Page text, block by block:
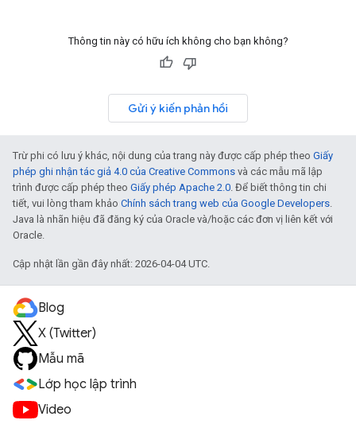
Thông tin này có hữu ích không cho bạn không?
Gửi ý kiến phản hồi
Trừ phi có lưu ý khác, nội dung của trang này được cấp phép theo Giấy
phép ghi nhận tác giả 4.0 của Creative Commons và các mẫu mã lập
trình được cấp phép theo Giấy phép Apache 2.0. Để biết thông tin chi
tiết, vui lòng tham khảo Chính sách trang web của Google Developers.
Java là nhãn hiệu đã đăng ký của Oracle và/hoặc các đơn vị liên kết với
Oracle.
Cập nhật lần gần đây nhất: 2026-04-04 UTC.
Blog
X (Twitter)
Mẫu mã
Lớp học lập trình
Video